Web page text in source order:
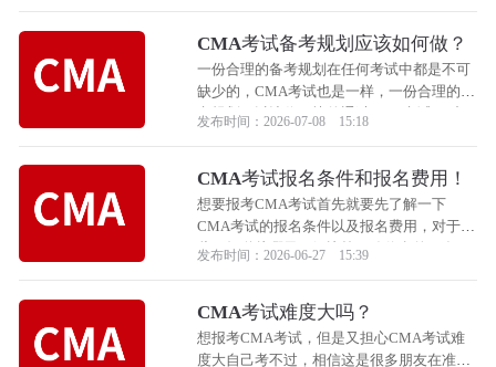
有答案了。
CMA考试备考规划应该如何做？
一份合理的备考规划在任何考试中都是不可
缺少的，CMA考试也是一样，一份合理的备
考规划可以让你更快的通过CMA考试，对于
的情况来进行修改使用，下面跟着小编一起
来详细了解一下吧！
发布时间：2026-07-08 15:18
CMA考试报名条件和报名费用！
想要报考CMA考试首先就要先了解一下
CMA考试的报名条件以及报名费用，对于有
些不知道从哪里了解比较正确信息的朋友，
发布时间：2026-06-27 15:39
CMA考试难度大吗？
想报考CMA考试，但是又担心CMA考试难
度大自己考不过，相信这是很多朋友在准备